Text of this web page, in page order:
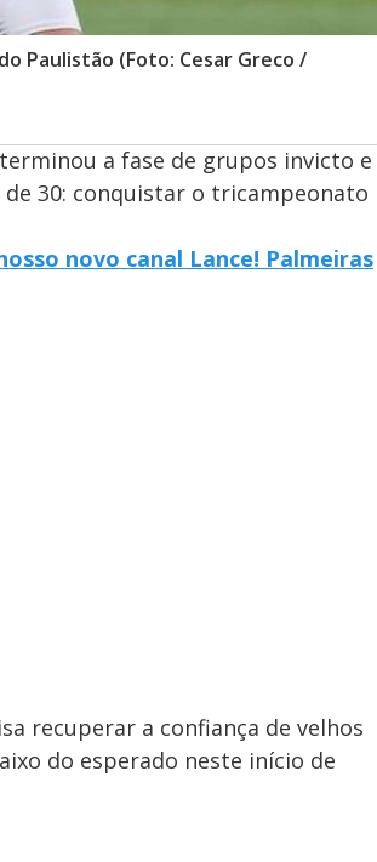
Paulistão (Foto: Cesar Greco /
terminou a fase de grupos invicto e
30: conquistar o tricampeonato
novo canal Lance! Palmeiras
recuperar a confiança de velhos
do esperado neste início de